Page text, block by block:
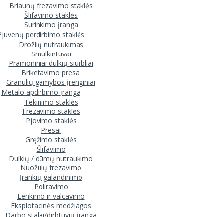
Briaunų frezavimo staklės
Šlifavimo staklės
Surinkimo įranga
perdirbimo staklės
Drožlių nutraukimas
Smulkintuvai
Pramoniniai dulkių siurbliai
Briketavimo presai
Granulių gamybos įrenginiai
Metalo apdirbimo įranga
Tekinimo staklės
Frezavimo staklės
Pjovimo staklės
Presai
Gręžimo staklės
Šlifavimo
Dulkių / dūmų nutraukimo
Nuožulų frezavimo
Įrankių galandinimo
Poliravimo
Lenkimo ir valcavimo
Eksplotacinės medžiagos
Darbo stalai/dirbtuvių įranga